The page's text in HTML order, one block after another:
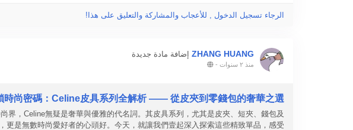
celine...
الرجاء تسجيل الدخول , للأعجاب والمشاركة والتعليق على هذا!
ZHANG HUANG إضافة مادة جديدة
منذ ٢ سنوات -
時尚密碼：Celine皮具系列全解析 —— 從皮夾到零錢包的奢華之選
界，Celine無疑是奢華與優雅的代名詞。其皮具系列，尤其是皮夾、短夾、錢包及
更是無數時尚愛好者的心頭好。今天，就讓我們壹起深入探索這些精致單品，感受